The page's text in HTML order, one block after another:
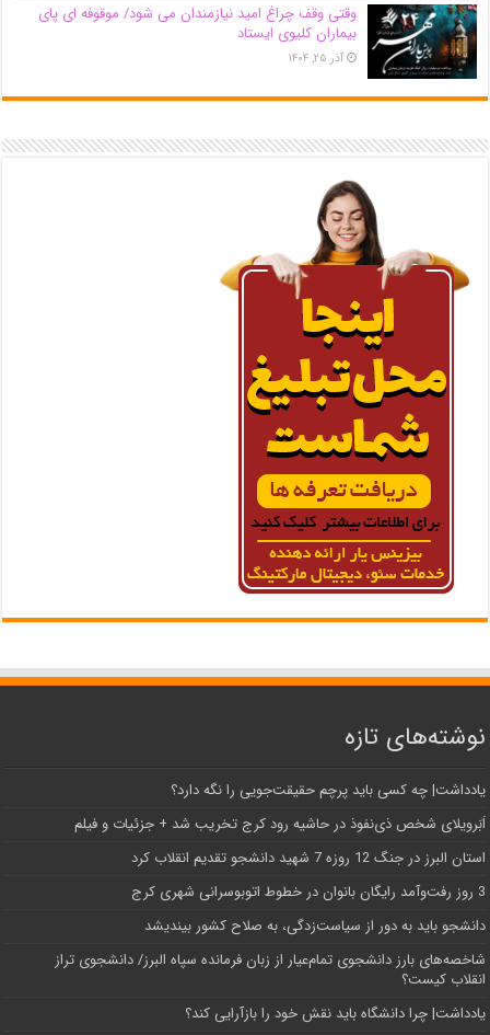
وقتی وقف چراغ امید نیازمندان می شود/ موقوفه ای پای
بیماران کلیوی ایستاد
آذر ۲۵, ۱۴۰۴
نوشته‌های تازه
یادداشت| ‌چه کسی باید پرچم حقیقت‌جویی را نگه دارد؟
اَبَر‌ویلای شخص ذی‌نفوذ در حاشیه‌ رود کرج تخریب شد + جزئیات و فیلم
استان البرز در جنگ 12 روزه 7 شهید دانشجو تقدیم انقلاب کرد
3 روز رفت‌وآمد رایگان بانوان در خطوط اتوبوسرانی شهری کرج
دانشجو باید به دور از سیاست‌زدگی، به صلاح کشور بیندیشد
شاخصه‌های بارز دانشجوی تمام‌عیار از زبان فرمانده سپاه البرز/ دانشجوی تراز
انقلاب کیست؟
یادداشت| چرا دانشگاه باید نقش خود را بازآرایی کند؟